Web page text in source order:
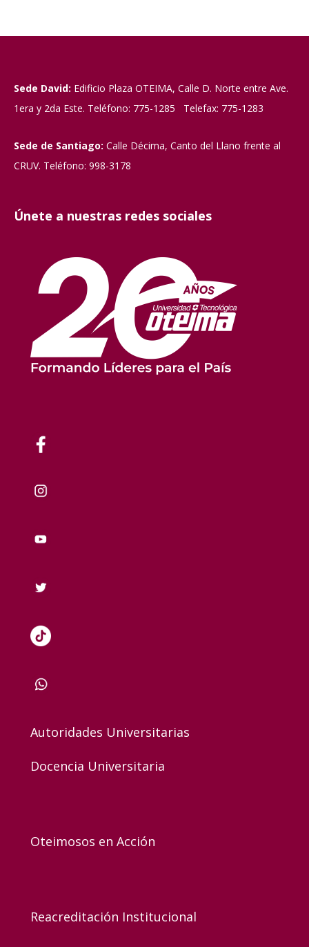
Sede David: Edificio Plaza OTEIMA, Calle D. Norte entre Ave.
1era y 2da Este. Teléfono: 775-1285 Telefax: 775-1283
Sede de Santiago: Calle Décima, Canto del Llano frente al
CRUV. Teléfono: 998-3178
Únete a nuestras redes sociales
Autoridades Universitarias
Docencia Universitaria
Oteimosos en Acción
Reacreditación Institucional